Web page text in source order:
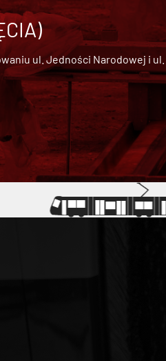
ul. Jedności Narodowej i ul.